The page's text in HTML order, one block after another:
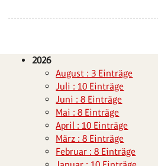
2026
August : 3 Einträge
Juli : 10 Einträge
Juni : 8 Einträge
Mai : 8 Einträge
April : 10 Einträge
März : 8 Einträge
Februar : 8 Einträge